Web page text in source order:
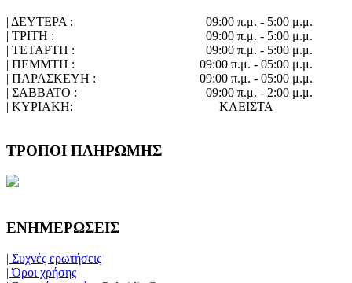
| ΔΕΥΤΕΡΑ :
09:00 π.μ. - 5:00 μ.μ.
| ΤΡΙΤΗ :
09:00 π.μ. - 5:00 μ.μ.
| ΤΕΤΑΡΤΗ :
09:00 π.μ. - 5:00 μ.μ.
| ΠΕΜΜΤΗ :
09:00 π.μ. - 05:00 μ.μ.
| ΠΑΡΑΣΚΕΥΗ :
09:00 π.μ. - 05:00 μ.μ.
| ΣΑΒΒΑΤΟ :
09:00 π.μ. - 2:00 μ.μ.
| ΚΥΡΙΑΚΗ:
ΚΛΕΙΣΤΑ
ΤΡΟΠΟΙ ΠΛΗΡΩΜΗΣ
ΕΝΗΜΕΡΩΣΕΙΣ
| Συχνές ερωτήσεις
| Όροι χρήσης